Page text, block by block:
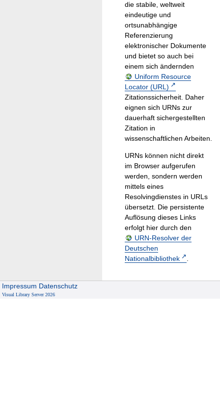
die stabile, weltweit
eindeutige und
ortsunabhängige
Referenzierung
elektronischer Dokumente
und bietet so auch bei
einem sich ändernden
Uniform Resource
Locator (URL)
Zitationssicherheit. Daher
eignen sich URNs zur
dauerhaft sichergestellten
Zitation in
wissenschaftlichen Arbeiten.
URNs können nicht direkt
im Browser aufgerufen
werden, sondern werden
mittels eines
Resolvingdienstes in URLs
übersetzt. Die persistente
Auflösung dieses Links
erfolgt hier durch den
URN-Resolver der
Deutschen
Nationalbibliothek
.
Impressum Datenschutz
Visual Library Server 2026